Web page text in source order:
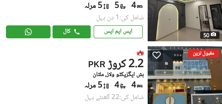
50
4
5 5 مرلہ
شامل کی:1 دن پہل
ایس ایم ایس کال
مقبول ترین
PKR 2.2 کروڑ
بش ایگزیکٹو ولاز, ملتان
4
4 5 مرلہ
شامل کی:22 گھنٹے پہل